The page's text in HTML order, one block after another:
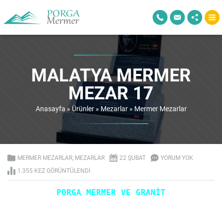
MALATYA MERMER
MEZAR 17
Anasayfa » Ürünler» Mezarlar» Mermer Mezarlar
MERMER MEZARLAR MEZARLAR 22 ŞUBAT
YORUM YOK
1.355 KEZ GÖRÜNTÜLENDI
PORGA MERMER VE GRANİT